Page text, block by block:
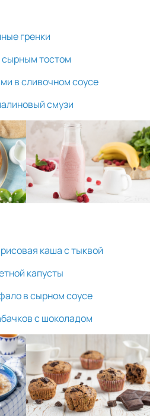
гренки
тостом
в сливочном соусе
смузи
каша с тыквой
капусты
в сырном соусе
с шоколадом